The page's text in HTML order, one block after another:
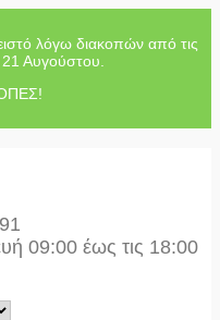
λόγω διακοπών από τις
Αυγούστου.
09:00 έως τις 18:00